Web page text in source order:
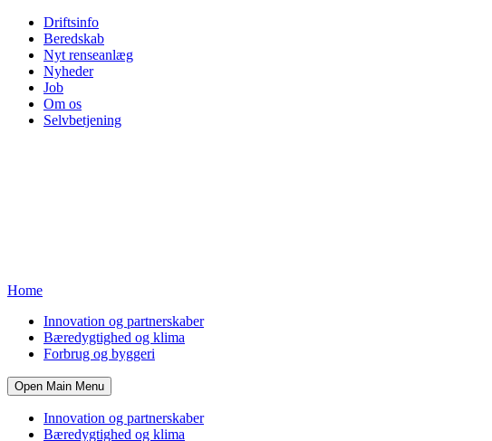
Driftsinfo
Beredskab
Nyt renseanlæg
Nyheder
Job
Om os
Selvbetjening
Home
Innovation og partnerskaber
Bæredygtighed og klima
Forbrug og byggeri
Open Main Menu
Innovation og partnerskaber
Bæredygtighed og klima